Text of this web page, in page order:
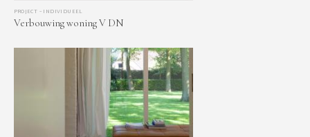
PROJECT – INDIVIDUEEL
Verbouwing woning V DN